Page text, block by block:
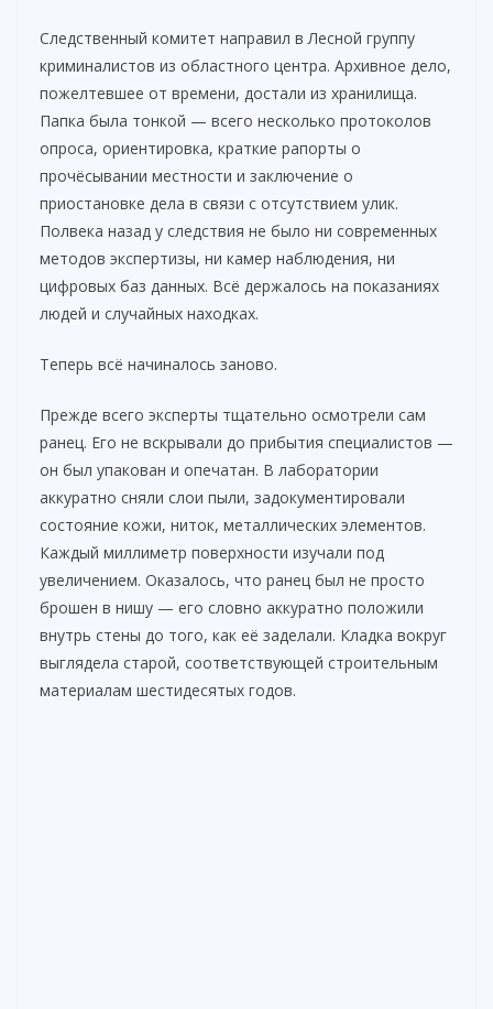
Следственный комитет направил в Лесной группу
криминалистов из областного центра. Архивное дело,
пожелтевшее от времени, достали из хранилища.
Папка была тонкой — всего несколько протоколов
опроса, ориентировка, краткие рапорты о
прочёсывании местности и заключение о
приостановке дела в связи с отсутствием улик.
Полвека назад у следствия не было ни современных
методов экспертизы, ни камер наблюдения, ни
цифровых баз данных. Всё держалось на показаниях
людей и случайных находках.
Теперь всё начиналось заново.
Прежде всего эксперты тщательно осмотрели сам
ранец. Его не вскрывали до прибытия специалистов —
он был упакован и опечатан. В лаборатории
аккуратно сняли слои пыли, задокументировали
состояние кожи, ниток, металлических элементов.
Каждый миллиметр поверхности изучали под
увеличением. Оказалось, что ранец был не просто
брошен в нишу — его словно аккуратно положили
внутрь стены до того, как её заделали. Кладка вокруг
выглядела старой, соответствующей строительным
материалам шестидесятых годов.